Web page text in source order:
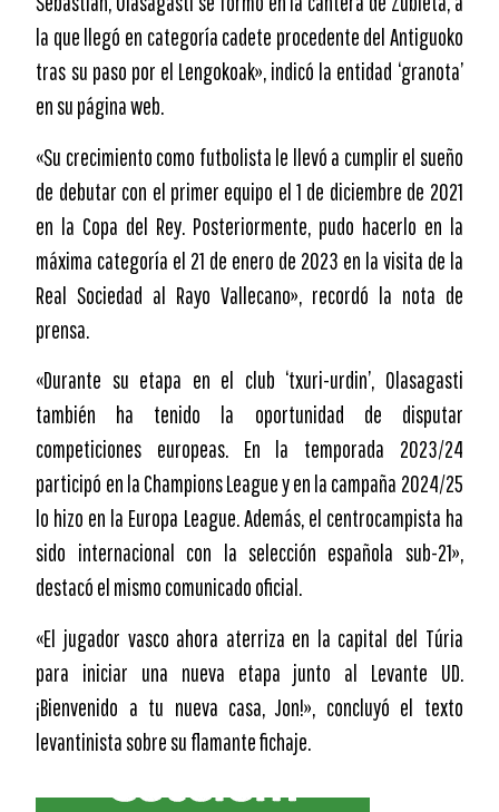
la que llegó en categoría cadete procedente del Antiguoko
tras su paso por el Lengokoak», indicó la entidad ‘granota’
en su página web.
«Su crecimiento como futbolista le llevó a cumplir el sueño
de debutar con el primer equipo el 1 de diciembre de 2021
en la Copa del Rey. Posteriormente, pudo hacerlo en la
máxima categoría el 21 de enero de 2023 en la visita de la
Real Sociedad al Rayo Vallecano», recordó la nota de
prensa.
«Durante su etapa en el club ‘txuri-urdin’, Olasagasti
también ha tenido la oportunidad de disputar
competiciones europeas. En la temporada 2023/24
participó en la Champions League y en la campaña 2024/25
lo hizo en la Europa League. Además, el centrocampista ha
sido internacional con la selección española sub-21»,
destacó el mismo comunicado oficial.
«El jugador vasco ahora aterriza en la capital del Túria
para iniciar una nueva etapa junto al Levante UD.
¡Bienvenido a tu nueva casa, Jon!», concluyó el texto
levantinista sobre su flamante fichaje.